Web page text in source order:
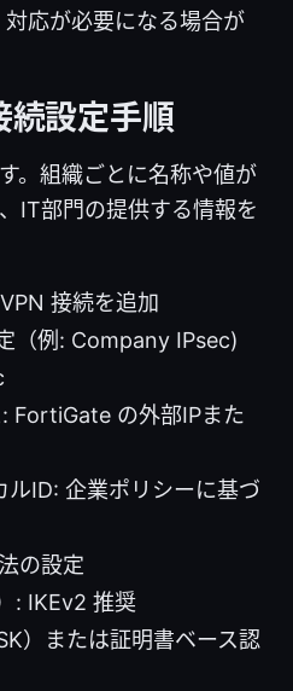
応が必要になる場合が
続設定手順
。組織ごとに名称や値が
IT部門の提供する情報を
接続を追加
（例: Company IPsec)
FortiGate の外部IPまた
ルID: 企業ポリシーに基づ
の設定
: IKEv2 推奨
）または証明書ベース認